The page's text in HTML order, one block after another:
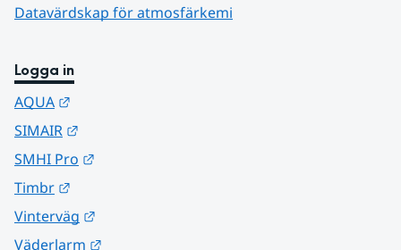
Datavärdskap för atmosfärkemi
Logga in
AQUA
SIMAIR
SMHI Pro
Timbr
Vinterväg
Väderlarm